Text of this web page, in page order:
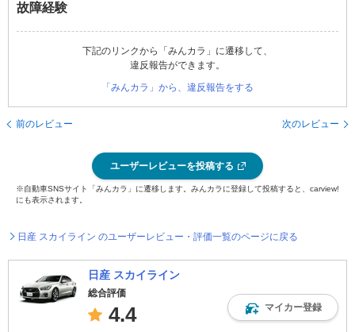
故障経験
下記のリンクから「みんカラ」に遷移して、
違反報告ができます。
「みんカラ」から、違反報告をする
前のレビュー 次のレビュー
ユーザーレビューを投稿する
※自動車SNSサイト「みんカラ」に遷移します。みんカラに登録して投稿すると、carview!
にも表示されます。
日産 スカイライン のユーザーレビュー・評価一覧のページに戻る
日産 スカイライン
総合評価
4.4 マイカー登録